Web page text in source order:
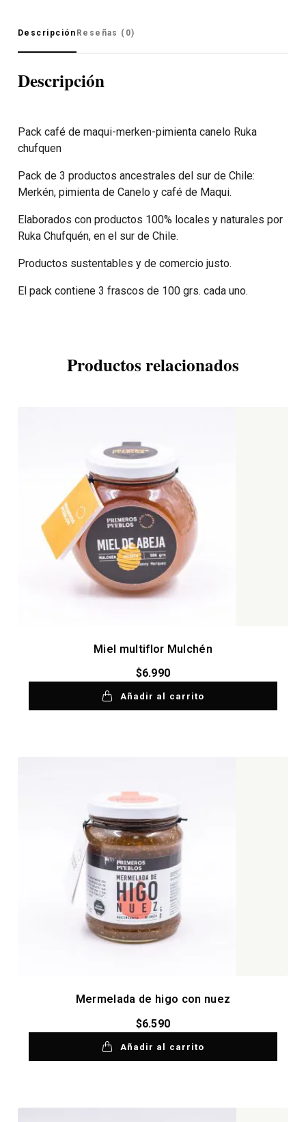
Descripción Reseñas (0)
Descripción
Pack café de maqui-merken-pimienta canelo Ruka
chufquen
Pack de 3 productos ancestrales del sur de Chile:
Merkén, pimienta de Canelo y café de Maqui.
Elaborados con productos 100% locales y naturales por
Ruka Chufquén, en el sur de Chile.
Productos sustentables y de comercio justo.
El pack contiene 3 frascos de 100 grs. cada uno.
Productos relacionados
Miel multiflor Mulchén
$6.990
Añadir al carrito
Mermelada de higo con nuez
$6.590
Añadir al carrito